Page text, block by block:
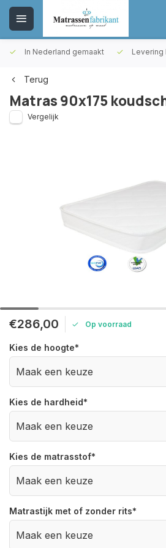
In Nederland gemaakt Levering
Terug
Matras 90x175
Vergelijk
€286,00 Op voorraad
Kies de hoogte*
Kies de hardheid*
Kies de matrasstof*
Matrastijk met of zonder rits*